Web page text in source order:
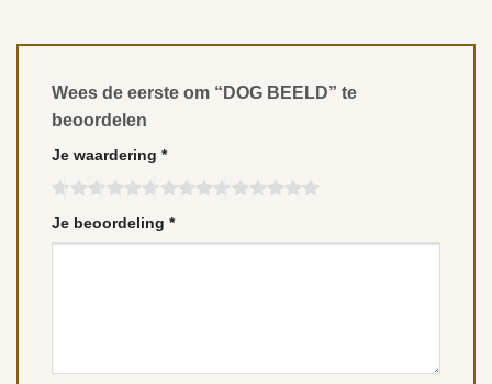
Wees de eerste om “DOG BEELD” te
beoordelen
Je waardering *
Je beoordeling *